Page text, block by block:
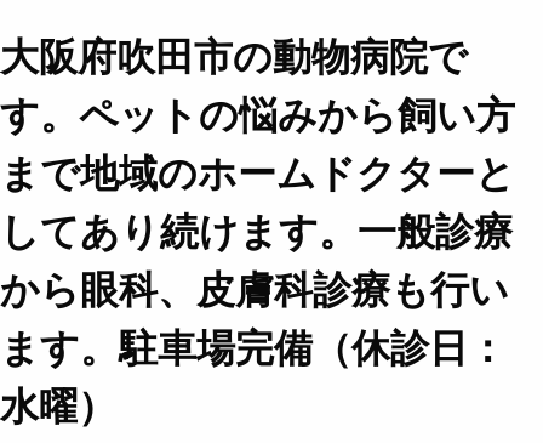
大阪府吹田市の動物病院で
す。ペットの悩みから飼い方
まで地域のホームドクターと
してあり続けます。一般診療
から眼科、皮膚科診療も行い
ます。駐車場完備（休診日：
水曜）